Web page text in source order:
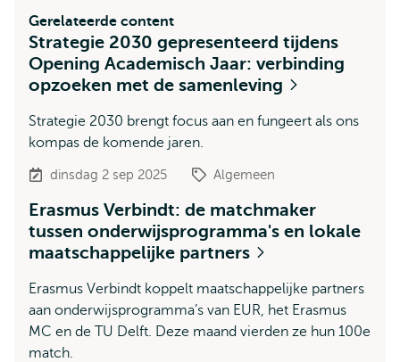
Gerelateerde content
Strategie 2030 gepresenteerd tijdens
Opening Academisch Jaar: verbinding
opzoeken met de samenleving
Strategie 2030 brengt focus aan en fungeert als ons
kompas de komende jaren.
dinsdag 2 sep 2025 Algemeen
Erasmus Verbindt: de matchmaker
tussen onderwijsprogramma's en lokale
maatschappelijke partners
Erasmus Verbindt koppelt maatschappelijke partners
aan onderwijsprogramma’s van EUR, het Erasmus
MC en de TU Delft. Deze maand vierden ze hun 100e
match.